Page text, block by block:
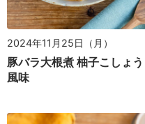
2024年11月25日（月）
豚バラ大根煮 柚子こしょう
風味